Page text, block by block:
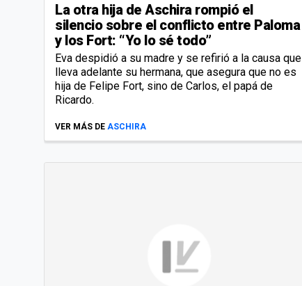
La otra hija de Aschira rompió el
silencio sobre el conflicto entre Paloma
y los Fort: “Yo lo sé todo”
Eva despidió a su madre y se refirió a la causa que
lleva adelante su hermana, que asegura que no es
hija de Felipe Fort, sino de Carlos, el papá de
Ricardo.
VER MÁS DE ASCHIRA